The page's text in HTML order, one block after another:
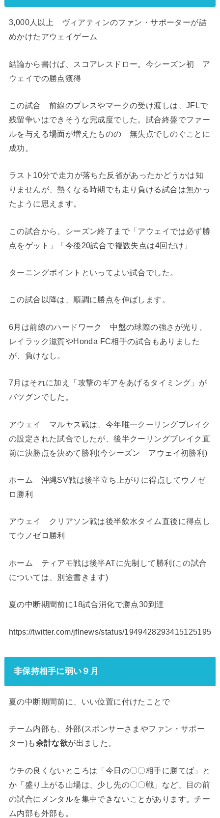
3,000人以上 ヴィアティンのファン・サポーターが詰
めかけたアウェイゲーム
結論から書けば、スコアレスドロー。今シーズン初 ア
ウェイでの勝点獲得
この試合 前線のプレスやマークの受け渡しは、JFLで
残留争いはできそうな完成度でした。試合終盤でファー
ルを与える場面が増えたものの 無失点でしのぐことに
成功。
ラスト10分で走力が落ちた反省があったかどうかは知
りませんが、熱くなる時期でも走り負ける試合は無かっ
たように思えます。
この試合から、シーズン終了まで「アウェイでは必ず勝
点をゲット」「今後20試合で複数失点は4回だけ」
ターニングポイントといってよい試合でした。
この試合以降は、順調に勝点を伸ばします。
6月は前線のハードワーク 中盤の球際の強さが光り、
レイラック滋賀やHonda FC相手の試合もありました
が、負けなし。
7月はそれに加え「攻撃のギアをあげるタイミング」が
バツグンでした。
アウェイ マルヤス戦は、今年唯一クーリングブレイク
の設定された試合でしたが、後半クーリングブレイク直
前に決勝点を決めて勝利(今シーズン アウェイ初勝利)
ホーム 沖縄SV戦は後半立ち上がりに得点してウノゼ
ロ勝利
アウェイ クリアソン戦は後半飲水タイム直後に得点し
てウノゼロ勝利
ホーム ティアモ戦は後半ATに先制して勝利(この試合
については、別途書きます)
夏の中断期間前に18試合消化で勝点30到達
https://twitter.com/jflnews/status/1949428293415125195
非保持相手に弱い９月
夏の中断期間前に、いい位置に付けたことで
チーム内部も、外部(スポンサーさまやファン・サポー
ター)も余計な欲が出ました。
ウチの良くないところは「今日の〇〇相手に勝てば」と
か「盛り上がる山場は、少し先の〇〇戦」など、目の前
の試合にメンタルを集中できないことがあります。チー
ム内部も外部も。